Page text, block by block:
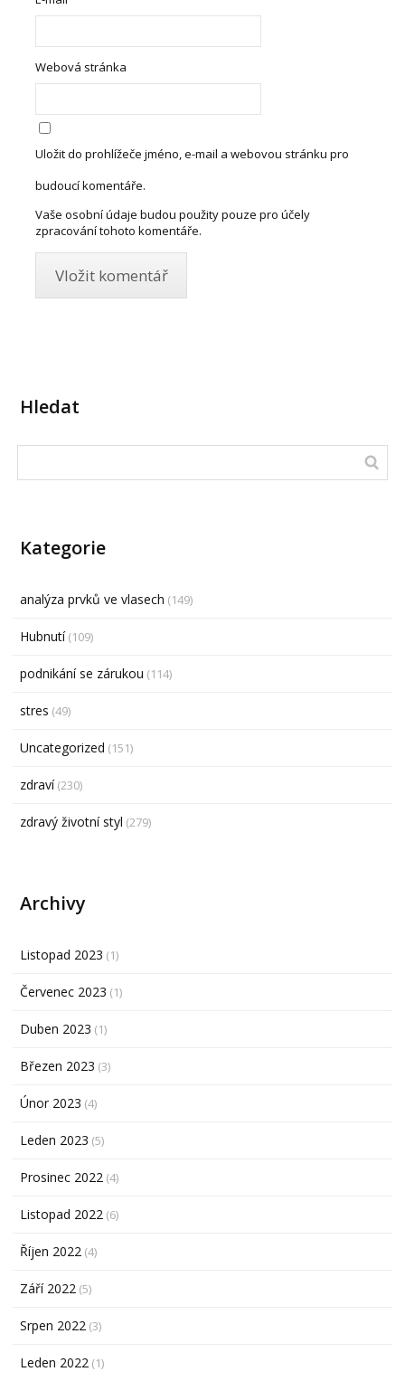
Webová stránka
Uložit do prohlížeče jméno, e-mail a webovou stránku pro
budoucí komentáře.
Vaše osobní údaje budou použity pouze pro účely
zpracování tohoto komentáře.
Hledat
Kategorie
analýza prvků ve vlasech (149)
Hubnutí(109)
podnikání se zárukou (114)
stres (49)
Uncategorized (151)
zdraví(230)
zdravý životní styl (279)
Archivy
Listopad 2023 (1)
Červenec 2023 (1)
Duben 2023 (1)
Březen 2023 (3)
Únor 2023 (4)
Leden 2023 (5)
Prosinec 2022 (4)
Listopad 2022 (6)
Říjen 2022 (4)
Září 2022 (5)
Srpen 2022 (3)
Leden 2022 (1)